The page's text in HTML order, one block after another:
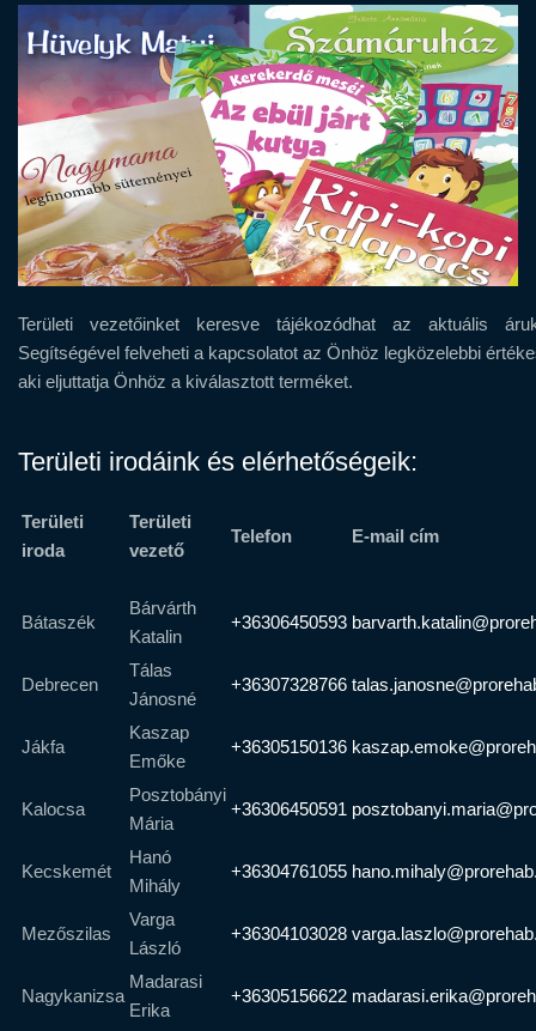
Területi vezetőinket keresve tájékozódhat az aktuális
Segítségével felveheti a kapcsolatot az Önhöz legközelebbi
aki eljuttatja Önhöz a kiválasztott terméket.
Területi irodáink és elérhetőségeik:
Területi
iroda
Területi
vezető
Telefon E-mail cím
Bátaszék
Bárvárth
Katalin
+36306450593
Debrecen
Tálas
Jánosné
+36307328766
Jákfa
Kaszap
Emőke
+36305150136
Kalocsa
Posztobányi
Mária
+36306450591
Kecskemét
Hanó
Mihály
+36304761055
Mezőszilas
Varga
László
+36304103028
Nagykanizsa
Madarasi
Erika
+36305156622